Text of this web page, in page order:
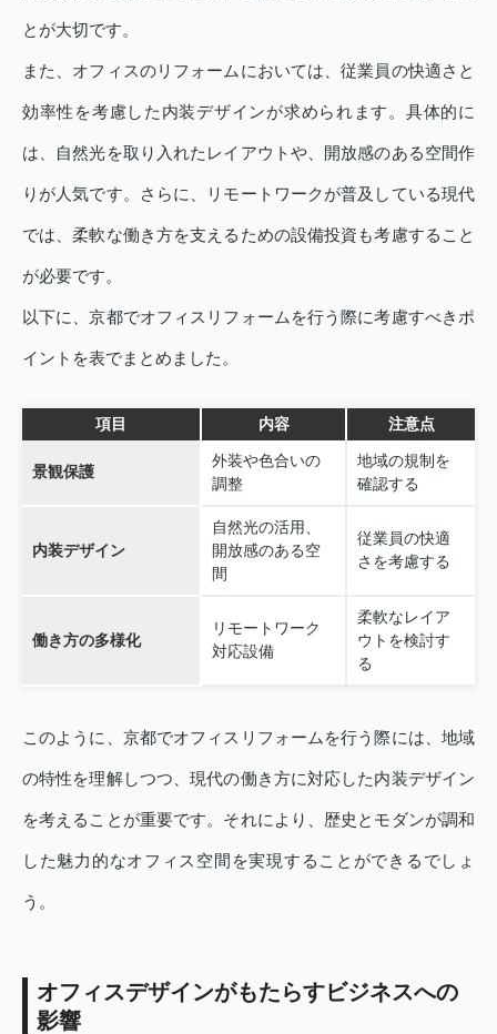
とが大切です。
また、オフィスのリフォームにおいては、従業員の快適さと
効率性を考慮した内装デザインが求められます。具体的に
は、自然光を取り入れたレイアウトや、開放感のある空間作
りが人気です。さらに、リモートワークが普及している現代
では、柔軟な働き方を支えるための設備投資も考慮すること
が必要です。
以下に、京都でオフィスリフォームを行う際に考慮すべきポ
イントを表でまとめました。
項目 内容 注意点
景観保護
外装や色合いの
調整
地域の規制を
確認する
内装デザイン
自然光の活用、
開放感のある空
間
従業員の快適
さを考慮する
働き方の多様化
リモートワーク
対応設備
柔軟なレイア
ウトを検討す
る
このように、京都でオフィスリフォームを行う際には、地域
の特性を理解しつつ、現代の働き方に対応した内装デザイン
を考えることが重要です。それにより、歴史とモダンが調和
した魅力的なオフィス空間を実現することができるでしょ
う。
オフィスデザインがもたらすビジネスへの
影響